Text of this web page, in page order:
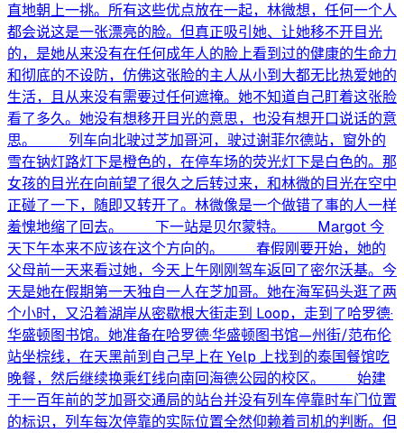
直地朝上一挑。所有这些优点放在一起，林微想，任何一个人
都会说这是一张漂亮的脸。但真正吸引她、让她移不开目光
的，是她从来没有在任何成年人的脸上看到过的健康的生命力
和彻底的不设防，仿佛这张脸的主人从小到大都无比热爱她的
生活，且从来没有需要过任何遮掩。她不知道自己盯着这张脸
看了多久。她没有想移开目光的意思，也没有想开口说话的意
思。 列车向北驶过芝加哥河，驶过谢菲尔德站，窗外的
雪在钠灯路灯下是橙色的，在停车场的荧光灯下是白色的。那
女孩的目光在向前望了很久之后转过来，和林微的目光在空中
正碰了一下，随即又转开了。林微像是一个做错了事的人一样
羞愧地缩了回去。 下一站是贝尔蒙特。 Margot 今
天下午本来不应该在这个方向的。 春假刚要开始，她的
父母前一天来看过她，今天上午刚刚驾车返回了密尔沃基。今
天是她在假期第一天独自一人在芝加哥。她在海军码头逛了两
个小时，又沿着湖岸从密歇根大街走到 Loop，走到了哈罗德·
华盛顿图书馆。她准备在哈罗德·华盛顿图书馆—州街/范布伦
站坐棕线，在天黑前到自己早上在 Yelp 上找到的泰国餐馆吃
晚餐，然后继续换乘红线向南回海德公园的校区。 始建
于一百年前的芝加哥交通局的站台并没有列车停靠时车门位置
的标识，列车每次停靠的实际位置全然仰赖着司机的判断。但